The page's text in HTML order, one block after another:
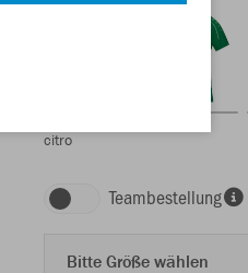
citro
Teambestellung
Bitte Größe wählen